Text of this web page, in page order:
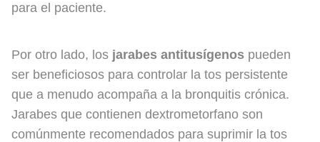
para el paciente.
Por otro lado, los jarabes antitusígenos pueden
ser beneficiosos para controlar la tos persistente
que a menudo acompaña a la bronquitis crónica.
Jarabes que contienen dextrometorfano son
comúnmente recomendados para suprimir la tos